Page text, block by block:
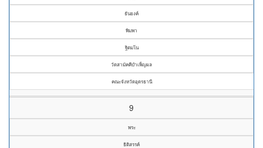
ธันยงค์
พิมพา
ฐิตมโน
วัดสามัคคีบำเพ็ญผล
คณะจังหวัดอุดรธานี
9
พระ
ธิติสรรค์